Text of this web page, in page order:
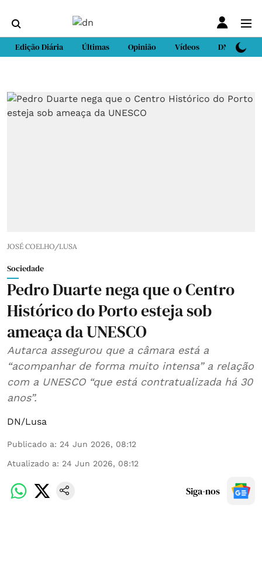
Edição Diária Últimas Opinião Vídeos DN Sport
JOSÉ COELHO/LUSA
Sociedade
Pedro Duarte nega que o Centro
Histórico do Porto esteja sob
ameaça da UNESCO
Autarca assegurou que a câmara está a
“acompanhar de forma muito intensa” a relação
com a UNESCO “que está contratualizada há 30
anos”.
DN/Lusa
Publicado a: 24 Jun 2026, 08:12
Atualizado a: 24 Jun 2026, 08:12
Siga-nos